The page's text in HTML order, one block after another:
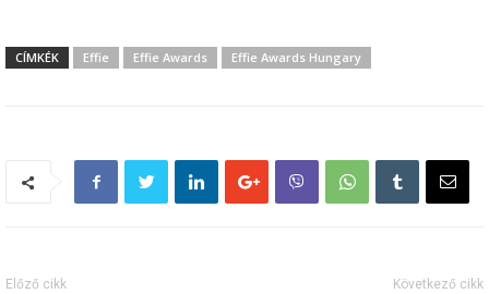
CÍMKÉK Effie Effie Awards Effie Awards Hungary
Előző cikk Következő cikk